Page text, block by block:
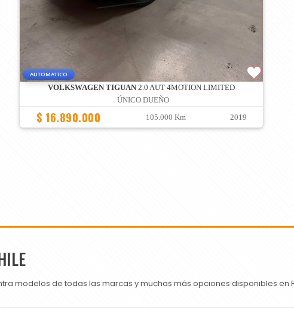
AUTOMATICO
VOLKSWAGEN TIGUAN 2.0 AUT 4MOTION LIMITED
ÚNICO DUEÑO
$ 16.890.000 105.000 Km 2019
modelos de todas las marcas y muchas más opciones disponibles en